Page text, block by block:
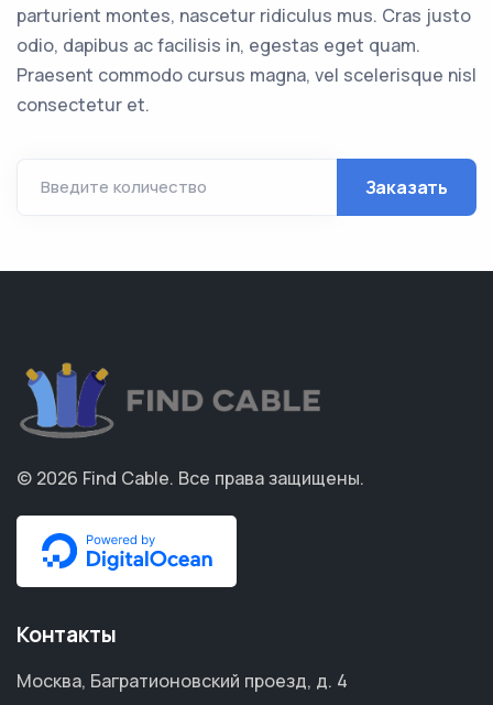
parturient montes, nascetur ridiculus mus. Cras justo
odio, dapibus ac facilisis in, egestas eget quam.
Praesent commodo cursus magna, vel scelerisque nisl
consectetur et.
Введите количество Заказать
© 2026 Find Cable. Все права защищены.
Контакты
Москва, Багратионовский проезд, д. 4